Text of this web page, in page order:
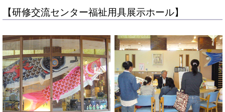
【研修交流センター福祉用具展示ホール】